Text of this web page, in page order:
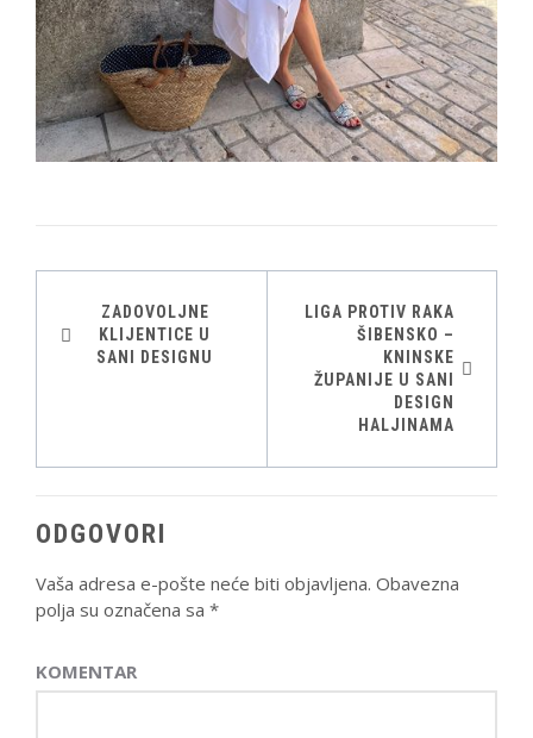
Navigacija
ZADOVOLJNE
KLIJENTICE U
SANI DESIGNU
LIGA PROTIV RAKA
ŠIBENSKO –
KNINSKE
ŽUPANIJE U SANI
DESIGN
HALJINAMA
ODGOVORI
Vaša adresa e-pošte neće biti objavljena. Obavezna
polja su označena sa *
KOMENTAR